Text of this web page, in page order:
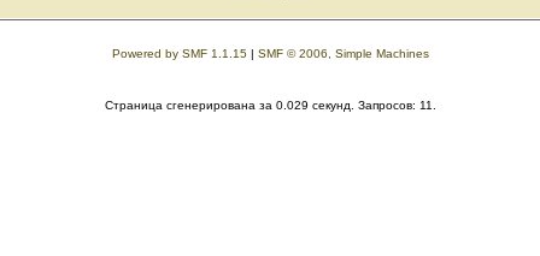
Powered by SMF 1.1.15| SMF © 2006, Simple Machines
Страница сгенерирована за 0.029 секунд. Запросов: 11.